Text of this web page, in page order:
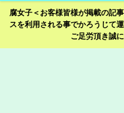
腐女子＜お客様皆様が掲載の記
スを利用される事でかろうじて
ご足労頂き誠